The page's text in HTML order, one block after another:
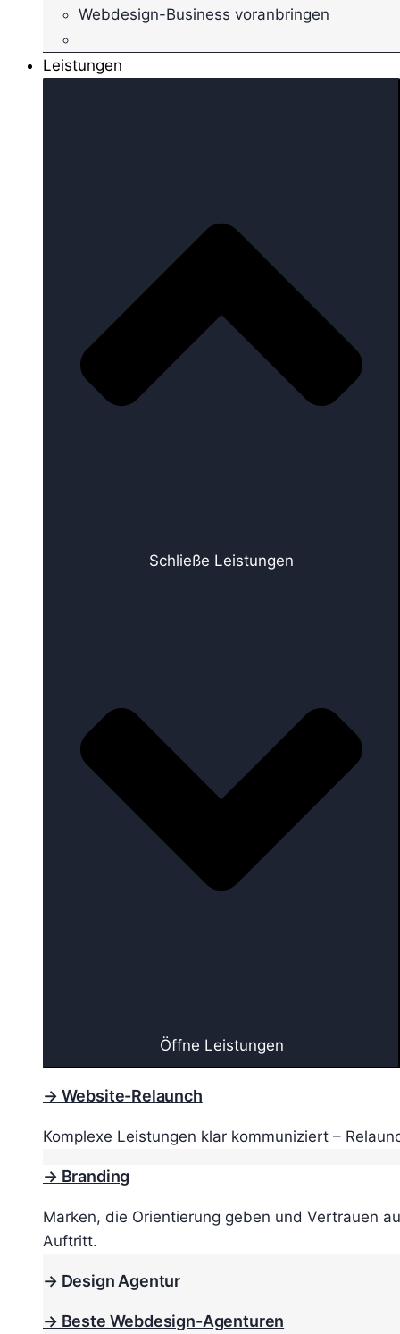
Webdesign-Business voranbringen
Leistungen
Schließe Leistungen
Öffne Leistungen
→ Website-Relaunch
Komplexe Leistungen klar kommuniziert –
→ Branding
Marken, die Orientierung geben und Vertrauen
Auftritt.
→ Design Agentur
→ Beste Webdesign-Agenturen